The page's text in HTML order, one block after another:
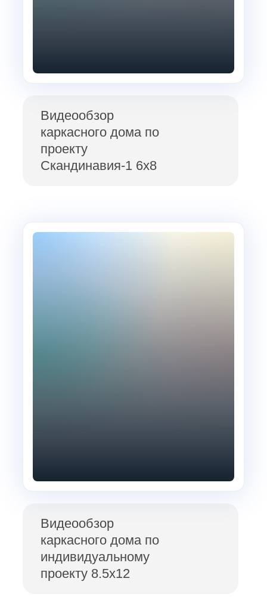
Видеообзор
каркасного дома по
проекту
Скандинавия-1 6х8
Видеообзор
каркасного дома по
индивидуальному
проекту 8.5х12